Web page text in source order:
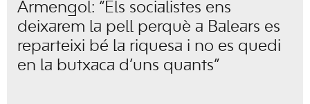
Armengol: “Els socialistes ens
deixarem la pell perquè a Balears es
reparteixi bé la riquesa i no es quedi
en la butxaca d’uns quants”